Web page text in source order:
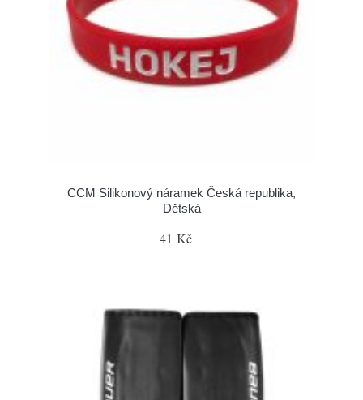
CCM Silikonový náramek Česká republika,
Dětská
41 Kč